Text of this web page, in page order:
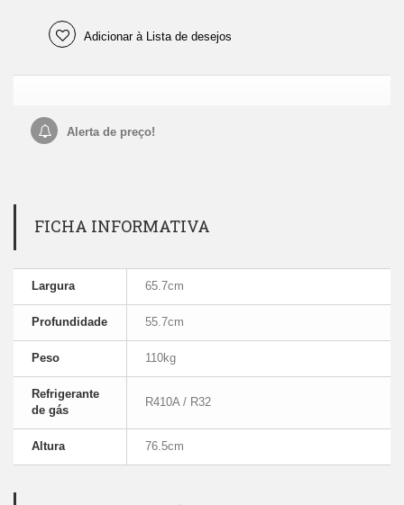
Adicionar à Lista de desejos
Alerta de preço!
FICHA INFORMATIVA
Largura 65.7cm
Profundidade 55.7cm
Peso 110kg
Refrigerante
de gás
R410A / R32
Altura 76.5cm